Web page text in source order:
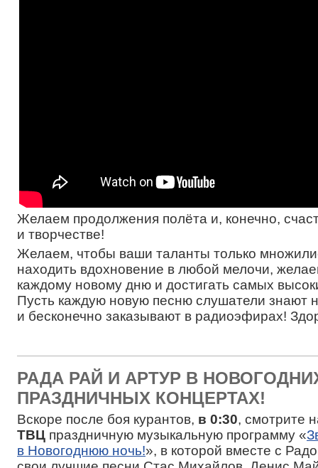
Желаем продолжения полёта и, конечно,
и творчестве!
Желаем, чтобы ваши таланты только
находить вдохновение в любой мелочи,
каждому новому дню и достигать самых
Пусть каждую новую песню слушатели знают
и бесконечно заказывают в радиоэфирах!
РАДА РАЙ И АРТУР В
ПРАЗДНИЧНЫХ КОНЦЕРТАХ!
Вскоре после боя курантов, в 0:30, смотрите
ТВЦ праздничную музыкальную программу «
в Новогоднюю ночь!», в которой вместе с